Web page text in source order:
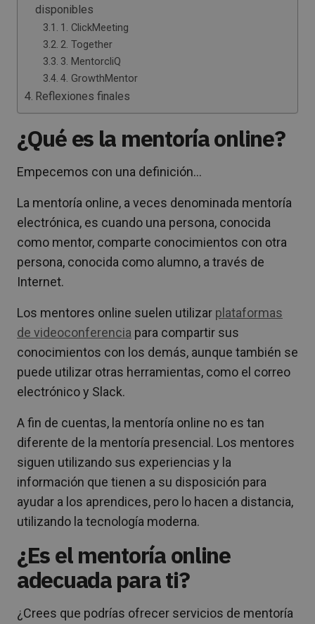
disponibles
1. ClickMeeting
2. Together
3. MentorcliQ
4. GrowthMentor
Reflexiones finales
¿Qué es la mentoría online?
Empecemos con una definición…
La mentoría online, a veces denominada mentoría
electrónica, es cuando una persona, conocida
como mentor, comparte conocimientos con otra
persona, conocida como alumno, a través de
Internet.
Los mentores online suelen utilizar plataformas
de videoconferencia para compartir sus
conocimientos con los demás, aunque también se
puede utilizar otras herramientas, como el correo
electrónico y Slack.
A fin de cuentas, la mentoría online no es tan
diferente de la mentoría presencial. Los mentores
siguen utilizando sus experiencias y la
información que tienen a su disposición para
ayudar a los aprendices, pero lo hacen a distancia,
utilizando la tecnología moderna.
¿Es el mentoría online
adecuada para ti?
¿Crees que podrías ofrecer servicios de mentoría